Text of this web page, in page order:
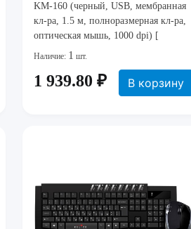
KM-160 (черный, USB, мембранная
кл-ра, 1.5 м, полноразмерная кл-ра,
оптическая мышь, 1000 dpi) [
31330001430 ]
Наличие: 1 шт.
1 939.80 ₽ В корзину